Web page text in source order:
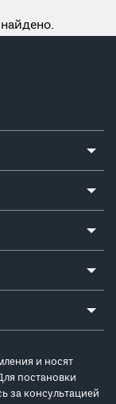
и носят
постановки
за консультацией